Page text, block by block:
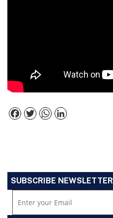
Facebook
TwitterWhatsApp
SUBSCRIBE NEWSLETTER